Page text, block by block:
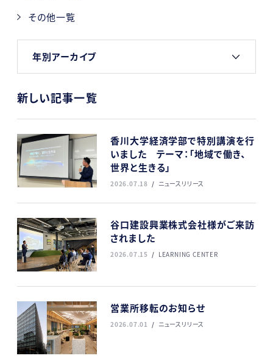
その他一覧
年別アーカイブ
新しい記事一覧
香川大学経済学部で特別講演を行
いました テーマ：「地域で働き、
世界と生きる」
2026.07.18 ニュースリリース
谷口建設興業株式会社様がご来訪
されました
2026.07.15 LEARNING CENTER
営業所移転のお知らせ
2026.07.01 ニュースリリース